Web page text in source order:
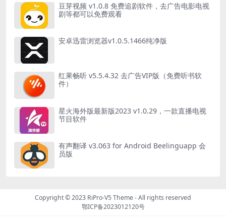
豆芽视频 v1.0.8 免费追剧软件，去广告电影电视
剧等都可以免费观看
安卓迅雷浏览器v1.0.5.1466纯净版
红果畅听 v5.5.4.32 去广告VIP版（免费听书软
件）
星火海外版最新版2023 v1.0.29，一款直播电视
节目软件
有声翻译 v3.063 for Android Beelinguapp 会
员版
Copyright © 2023 RiPro-V5 Theme- All rights reserved
鄂ICP备2023012120号